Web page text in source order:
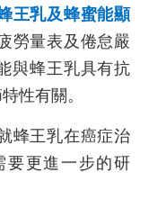
王乳及蜂蜜能顯
勞量表及倦怠嚴
與蜂王乳具有抗
性有關。
蜂王乳在癌症治
要更進一步的研